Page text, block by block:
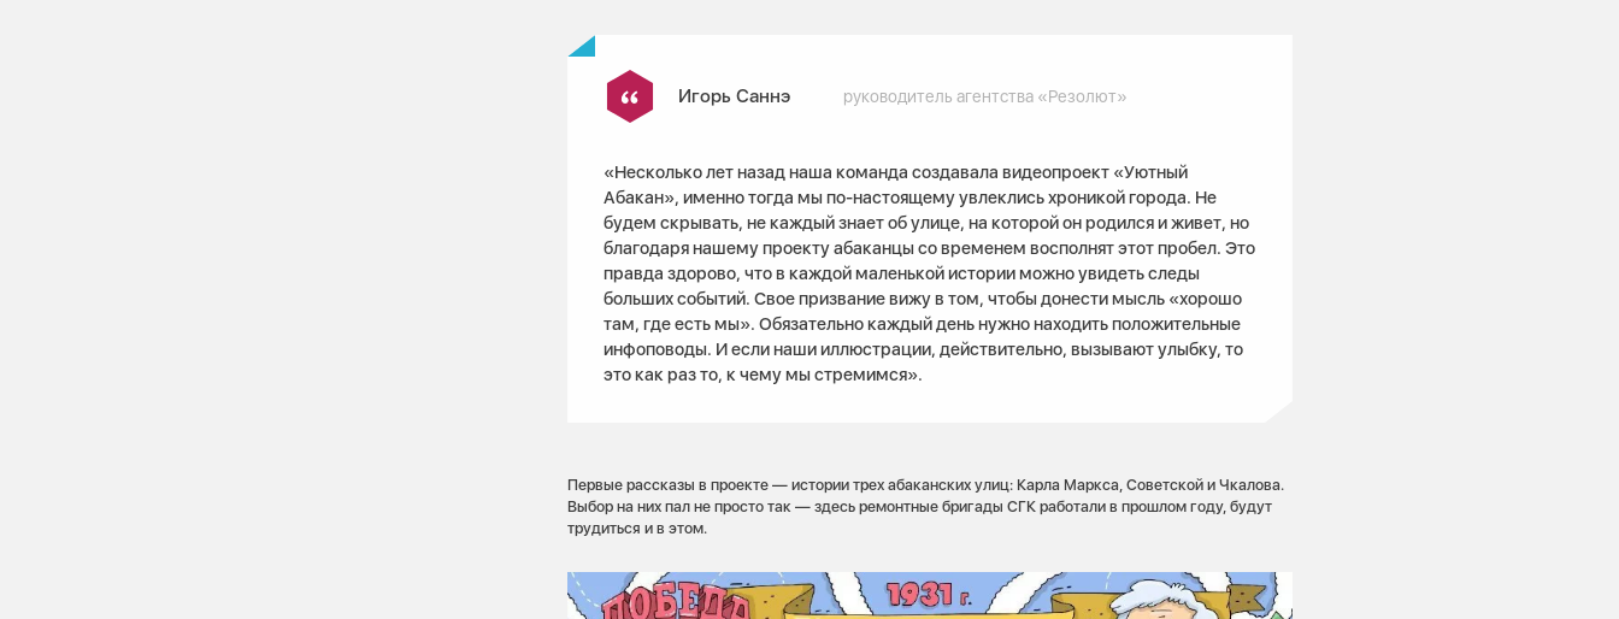
Игорь Саннэ руководитель агентства «Резолют»
«Несколько лет назад наша команда создавала видеопроект «Уютный
Абакан», именно тогда мы по-настоящему увлеклись хроникой города. Не
будем скрывать, не каждый знает об улице, на которой он родился и живет, но
благодаря нашему проекту абаканцы со временем восполнят этот пробел. Это
правда здорово, что в каждой маленькой истории можно увидеть следы
больших событий. Свое призвание вижу в том, чтобы донести мысль «хорошо
там, где есть мы». Обязательно каждый день нужно находить положительные
инфоповоды. И если наши иллюстрации, действительно, вызывают улыбку, то
это как раз то, к чему мы стремимся».
Первые рассказы в проекте — истории трех абаканских улиц: Карла Маркса, Советской и Чкалова.
Выбор на них пал не просто так — здесь ремонтные бригады СГК работали в прошлом году, будут
трудиться и в этом.